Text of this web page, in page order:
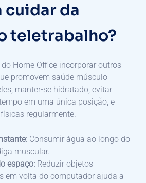
cuidar da
teletrabalho?
Home Office incorporar outros
promovem saúde músculo-
manter-se hidratado, evitar
em uma única posição, e
regularmente.
Consumir água ao longo do
muscular.
espaço: Reduzir objetos
em volta do computador ajuda a